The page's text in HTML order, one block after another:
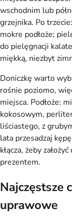
wschodnim lub
grzejnika. Po
mokre podłoże;
do pielęgnacji
miękką, niezbyt
Doniczkę warto
rośnie poziomo,
miejsca. Podłoże:
kokosowym,
liściastego, z
lata przesadzaj
kłącza, żeby
prezentem.
Najczęstsze
uprawowe